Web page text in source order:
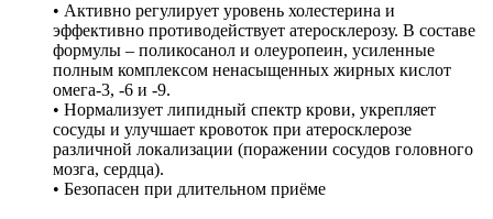
• Активно регулирует уровень холестерина и
эффективно противодействует атеросклерозу. В составе
формулы – поликосанол и олеуропеин, усиленные
полным комплексом ненасыщенных жирных кислот
омега-3, -6 и -9.
• Нормализует липидный спектр крови, укрепляет
сосуды и улучшает кровоток при атеросклерозе
различной локализации (поражении сосудов головного
мозга, сердца).
• Безопасен при длительном приёме